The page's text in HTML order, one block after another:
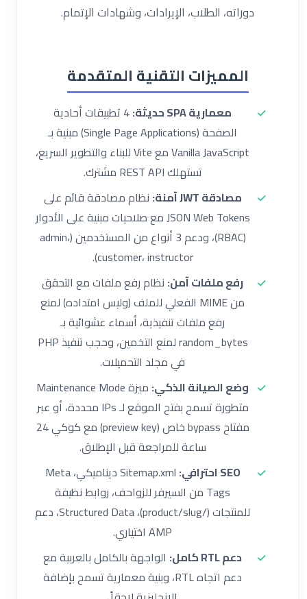
دوراته، الطلاب، الإيرادات، وشهادات الإتمام.
المميزات التقنية المتقدمة
معمارية SPA حديثة:
4 تطبيقات أحادية
الصفحة (Single Page Applications) مبنية بـ
Vanilla JavaScript مع Vite للبناء والتطوير السريع،
تستهلك REST API مشترك.
مصادقة JWT آمنة:
نظام مصادقة قائم على
JSON Web Tokens مع صلاحيات مبنية على الأدوار
(RBAC)، ودعم 3 أنواع من المستخدمين (admin،
customer، instructor).
رفع ملفات آمن: نظام رفع ملفات مع التحقق
من MIME الفعلي للملف (وليس امتداده) لمنع
رفع ملفات تنفيذية، أسماء عشوائية بـ
random_bytes لمنع التخمين، وحجب تنفيذ PHP
في مجلد التحميلات.
وضع الصيانة الذكي:
ميزة Maintenance Mode
متطورة تسمح بفتح الموقع لـ IPs محددة، أو عبر
مفتاح bypass خاص (preview key) مع كوكي 24
ساعة للمراجعة قبل الإطلاق.
SEO احترافي:
Sitemap.xml ديناميكي، Meta
Tags من السيرفر للزواحف، روابط نظيفة
للمنتجات (/product/slug)، Structured Data، دعم
AMP اختياري.
دعم RTL كامل:
الواجهة بالكامل بالعربية مع
دعم اتجاه RTL، وبنية معمارية تسمح بإضافة